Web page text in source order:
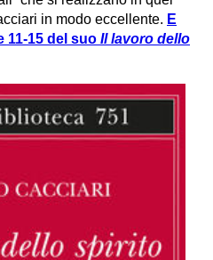
in modo eccellente. E
11-15 del suo Il lavoro dello